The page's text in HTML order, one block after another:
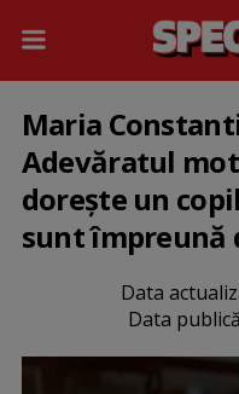
Maria
Adevăratul
dorește un
sunt împreună
Data
Data